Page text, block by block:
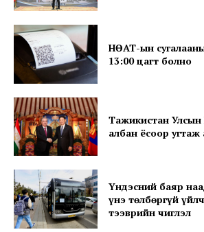
НӨАТ-ын
13:00 цагт болно
Тажикистан Улсын
албан ёсоор угтаж
Үндэсний баяр
үнэ төлбөргүй
тээврийн чиглэл